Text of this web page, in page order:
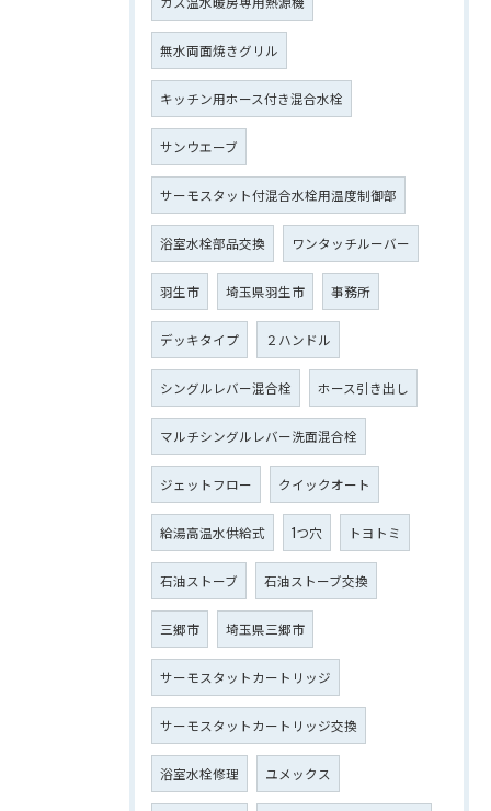
無水両面焼きグリル
キッチン用ホース付き混合水栓
サンウエーブ
サーモスタット付混合水栓用温度制御部
浴室水栓部品交換 ワンタッチルーバー
羽生市 埼玉県羽生市 事務所
デッキタイプ ２ハンドル
シングルレバー混合栓 ホース引き出し
マルチシングルレバー洗面混合栓
ジェットフロー クイックオート
給湯高温水供給式 1つ穴 トヨトミ
石油ストーブ 石油ストーブ交換
三郷市 埼玉県三郷市
サーモスタットカートリッジ
サーモスタットカートリッジ交換
浴室水栓修理 ユメックス